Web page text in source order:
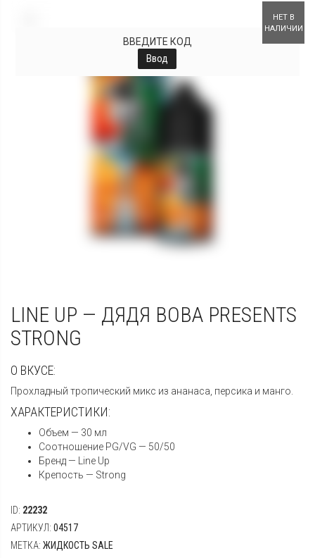
НЕТ В
НАЛИЧИИ
ВВЕДИТЕ КОД
Ввод
LINE UP — ДЯДЯ ВОВА PRESENTS
STRONG
О ВКУСЕ:
Прохладный тропический микс из ананаса, персика и манго.
ХАРАКТЕРИСТИКИ:
Объем — 30 мл
Соотношение PG/VG — 50/50
Бренд — Line Up
Крепость — Strong
ID: 22232
АРТИКУЛ: 04517
МЕТКА: ЖИДКОСТЬ SALE